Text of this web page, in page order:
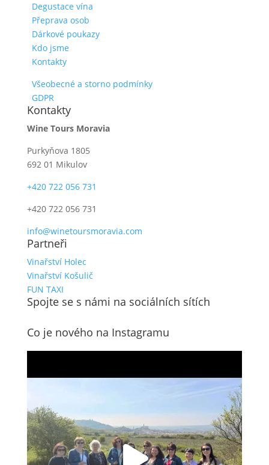
Degustace vína
Přeprava osob
Dárkové poukazy
Kdo jsme
Kontakty
Všeobecné a storno podmínky
GDPR
Kontakty
Wine Tours Moravia
Purkyňova 1805
692 01 Mikulov
+420 722 056 731
+420 722 056 731
info@winetoursmoravia.com
Partneři
Vinařství Holec
Vinařství Košulič
FUN TAXI
Spojte se s námi na sociálních sítích
Co je nového na Instagramu